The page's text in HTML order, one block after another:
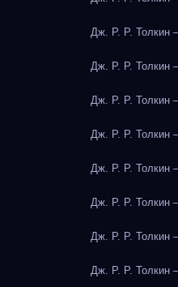
Дж. Р. Р. Толкин
Дж. Р. Р. Толкин
Дж. Р. Р. Толкин
Дж. Р. Р. Толкин
Дж. Р. Р. Толкин
Дж. Р. Р. Толкин
Дж. Р. Р. Толкин
Дж. Р. Р. Толкин